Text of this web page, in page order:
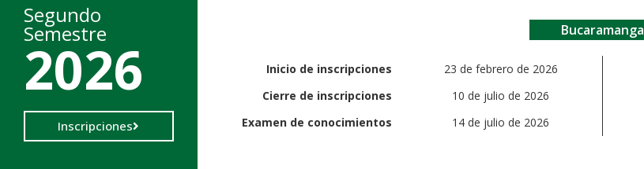
Segundo
Semestre
2026
Inscripciones
Bucaramanga
Inicio de inscripciones
Cierre de inscripciones
Examen de conocimientos
23 de febrero de 2026
10 de julio de 2026
14 de julio de 2026